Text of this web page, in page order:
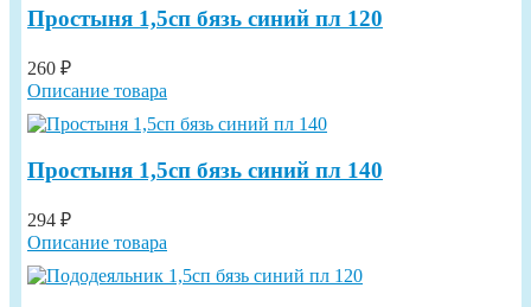
Простыня 1,5сп бязь синий пл 120
260 ₽
Описание товара
Простыня 1,5сп бязь синий пл 140
294 ₽
Описание товара